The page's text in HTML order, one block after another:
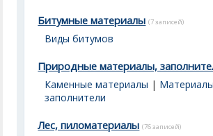
Битумные материалы (7 записей)
Виды битумов
Природные материалы,
Каменные материалы |
заполнители
Лес, пиломатериалы (76 записей)